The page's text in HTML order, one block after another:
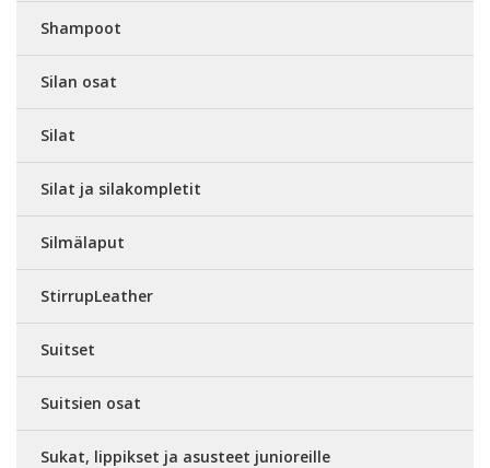
Shampoot
Silan osat
Silat
Silat ja silakompletit
Silmälaput
StirrupLeather
Suitset
Suitsien osat
Sukat, lippikset ja asusteet junioreille